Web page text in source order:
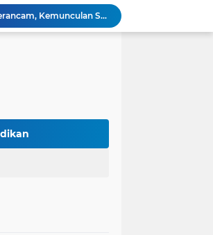
Kasus Blok 12 Cipare Pancawati, Lahan Petani Terancam, Kemunculan Sertipikat PRONA jadi Sorotan
Dari Penegakan Hukum hingga Stabilitas Politik: Menko Polkam Rinci Alokasi Anggaran 2026
Semarang
Diduga Bertentangan dengan SK Kementerian, BPN Bogor I Terbitkan Perpanjangan HGB PT BSS di Lahan yang Masih Dipersoalkan